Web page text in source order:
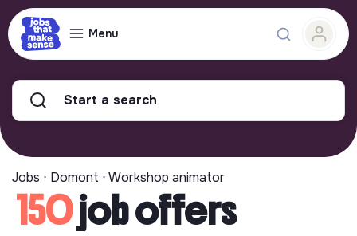
Menu
Start a search
Jobs ⋅ Domont ⋅ Workshop animator
150job offers